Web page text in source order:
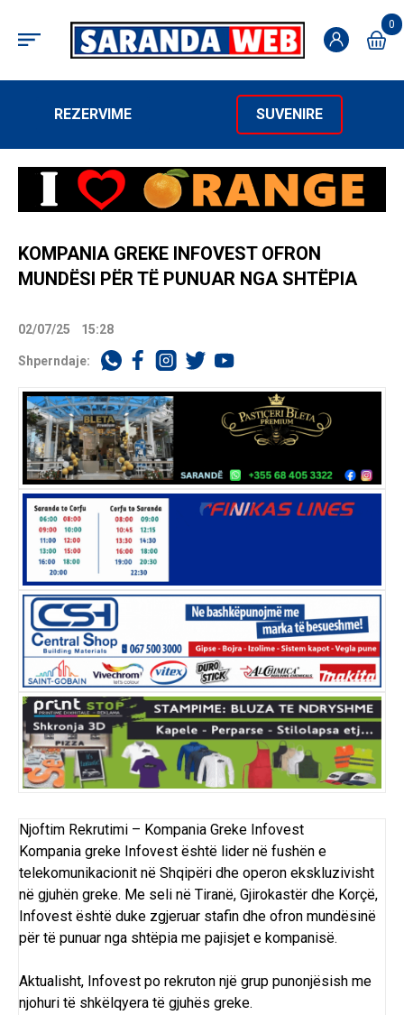
0
REZERVIME SUVENIRE
KOMPANIA GREKE INFOVEST OFRON
MUNDËSI PËR TË PUNUAR NGA SHTËPIA
02/07/25 15:28
Shperndaje:
Njoftim Rekrutimi – Kompania Greke Infovest
Kompania greke Infovest është lider në fushën e
telekomunikacionit në Shqipëri dhe operon ekskluzivisht
në gjuhën greke. Me seli në Tiranë, Gjirokastër dhe Korçë,
Infovest është duke zgjeruar stafin dhe ofron mundësinë
për të punuar nga shtëpia me pajisjet e kompanisë.
Aktualisht, Infovest po rekruton një grup punonjësish me
njohuri të shkëlqyera të gjuhës greke.